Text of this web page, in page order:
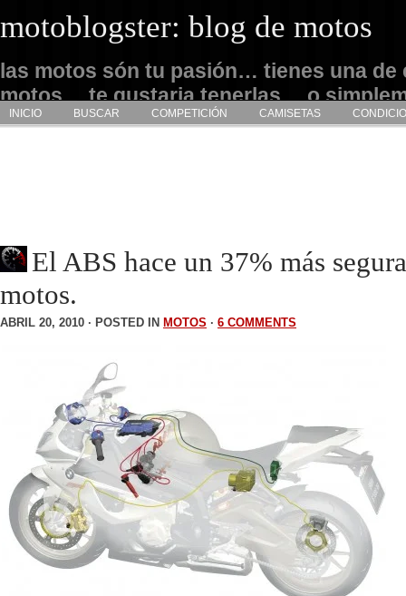
motoblogster: blog de motos
las motos són tu pasión… tienes una de
motos… te gustaria tenerlas… o
admirarlas… este es tu sitio
INICIO BUSCAR COMPETICIÓN CAMISETAS
El ABS hace un 37% más
motos.
ABRIL 20, 2010 · POSTED IN MOTOS · 6 COMMENTS